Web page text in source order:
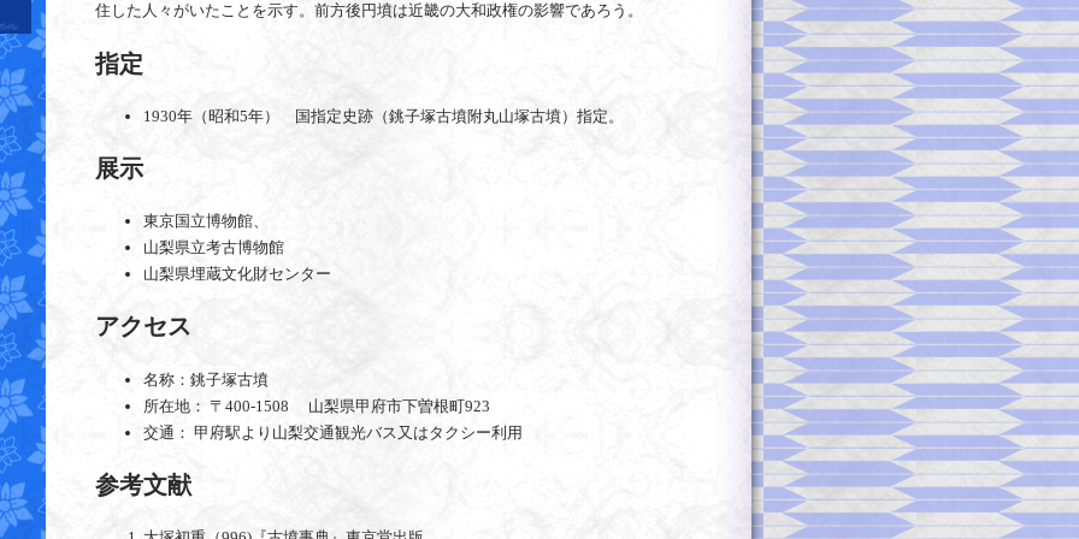
住した人々がいたことを示す。前方後円墳は近畿の大和政権の影響であろう。
指定
1930年（昭和5年） 国指定史跡（銚子塚古墳附丸山塚古墳）指定。
展示
東京国立博物館、
山梨県立考古博物館
山梨県埋蔵文化財センター
アクセス
名称：銚子塚古墳
所在地： 〒400-1508 山梨県甲府市下曽根町923
交通： 甲府駅より山梨交通観光バス又はタクシー利用
参考文献